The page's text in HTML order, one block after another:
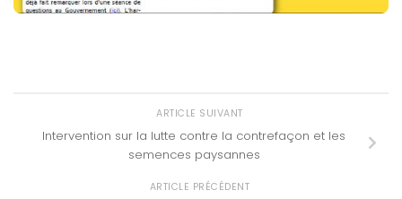
ARTICLE SUIVANT
Intervention sur la lutte contre la contrefaçon et les
semences paysannes
ARTICLE PRÉCÉDENT